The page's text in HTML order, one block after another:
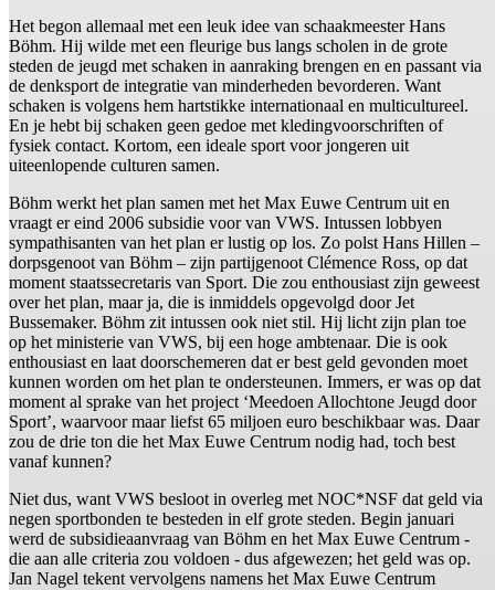
Het begon allemaal met een leuk idee van schaakmeester Hans
Böhm. Hij wilde met een fleurige bus langs scholen in de grote
steden de jeugd met schaken in aanraking brengen en en passant via
de denksport de integratie van minderheden bevorderen. Want
schaken is volgens hem hartstikke internationaal en multicultureel.
En je hebt bij schaken geen gedoe met kledingvoorschriften of
fysiek contact. Kortom, een ideale sport voor jongeren uit
uiteenlopende culturen samen.
Böhm werkt het plan samen met het Max Euwe Centrum uit en
vraagt er eind 2006 subsidie voor van VWS. Intussen lobbyen
sympathisanten van het plan er lustig op los. Zo polst Hans Hillen –
dorpsgenoot van Böhm – zijn partijgenoot Clémence Ross, op dat
moment staatssecretaris van Sport. Die zou enthousiast zijn geweest
over het plan, maar ja, die is inmiddels opgevolgd door Jet
Bussemaker. Böhm zit intussen ook niet stil. Hij licht zijn plan toe
op het ministerie van VWS, bij een hoge ambtenaar. Die is ook
enthousiast en laat doorschemeren dat er best geld gevonden moet
kunnen worden om het plan te ondersteunen. Immers, er was op dat
moment al sprake van het project ‘Meedoen Allochtone Jeugd door
Sport’, waarvoor maar liefst 65 miljoen euro beschikbaar was. Daar
zou de drie ton die het Max Euwe Centrum nodig had, toch best
vanaf kunnen?
Niet dus, want VWS besloot in overleg met NOC*NSF dat geld via
negen sportbonden te besteden in elf grote steden. Begin januari
werd de subsidieaanvraag van Böhm en het Max Euwe Centrum -
die aan alle criteria zou voldoen - dus afgewezen; het geld was op.
Jan Nagel tekent vervolgens namens het Max Euwe Centrum